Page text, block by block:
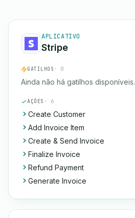
APLICATIVO
Stripe
GATILHOS · 0
Ainda não há gatilhos disponíveis.
AÇÕES · 6
Create Customer
Add Invoice Item
Create & Send Invoice
Finalize Invoice
Refund Payment
Generate Invoice